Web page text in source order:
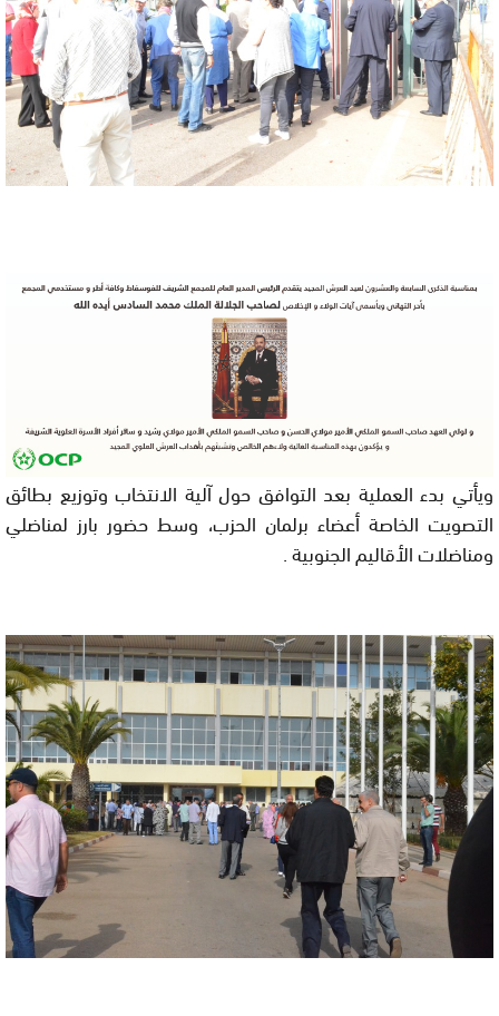
ويأتي بدء العملية بعد التوافق حول آلية الانتخاب وتوزيع بطائق
التصويت الخاصة أعضاء برلمان الحزب، وسط حضور بارز لمناضلي
ومناضلات الأقاليم الجنوبية .